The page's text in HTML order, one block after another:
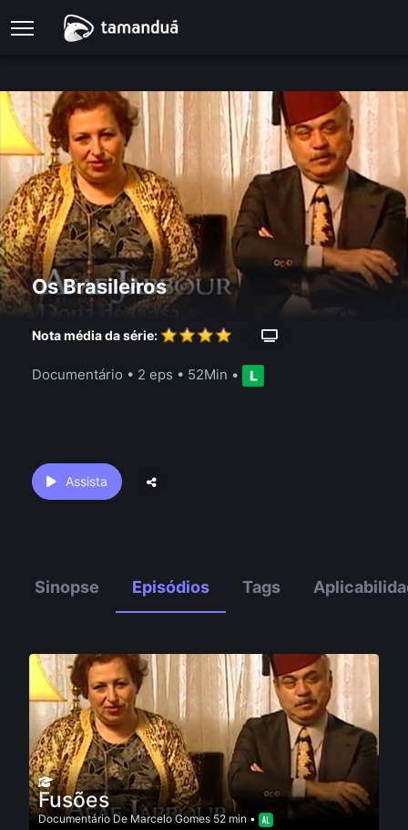
Os Brasileiros
Nota média da série:
Documentário • 2 eps • 52Min •
Assista
Sinopse Episódios Tags
Fusões
DocumentárioDe Marcelo Gomes52 min •